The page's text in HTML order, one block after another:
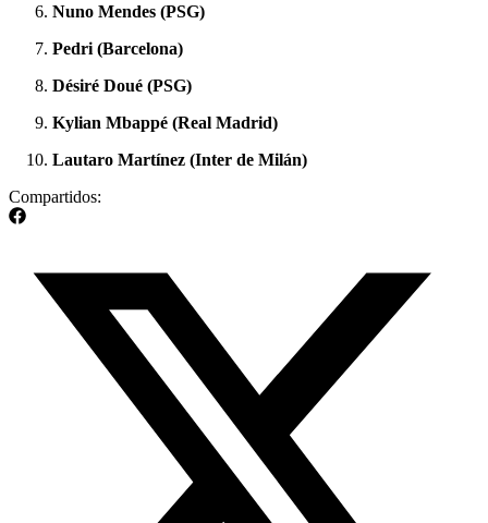
Nuno Mendes (PSG)
Pedri (Barcelona)
Désiré Doué (PSG)
Kylian Mbappé (Real Madrid)
Lautaro Martínez (Inter de Milán)
Compartidos: